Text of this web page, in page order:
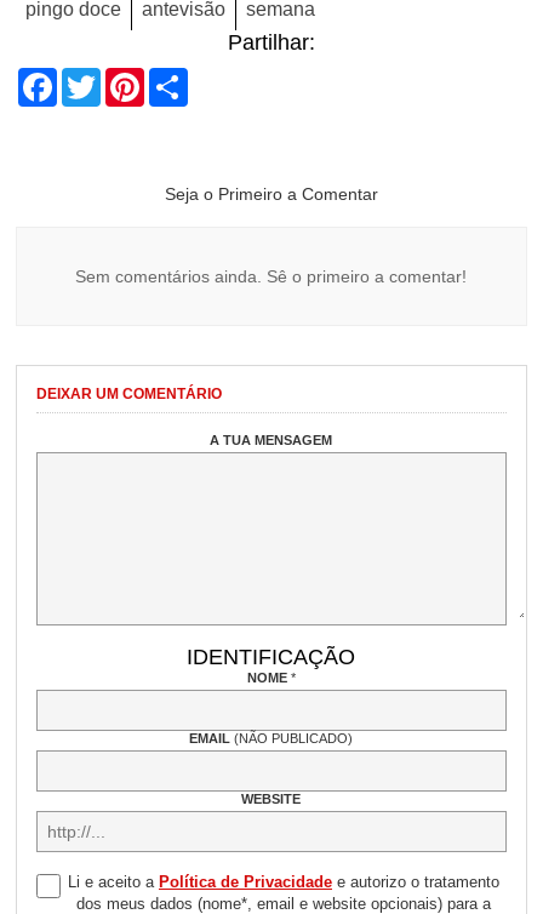
pingo doce antevisão semana
Partilhar:
Facebook
TwitterPinterest
Seja o Primeiro a Comentar
Sem comentários ainda. Sê o primeiro a comentar!
DEIXAR UM COMENTÁRIO
A TUA MENSAGEM
IDENTIFICAÇÃO
NOME *
EMAIL(NÃO PUBLICADO)
WEBSITE
Li e aceito a Política de Privacidadee autorizo o tratamento
dos meus dados (nome*, email e website opcionais) para a